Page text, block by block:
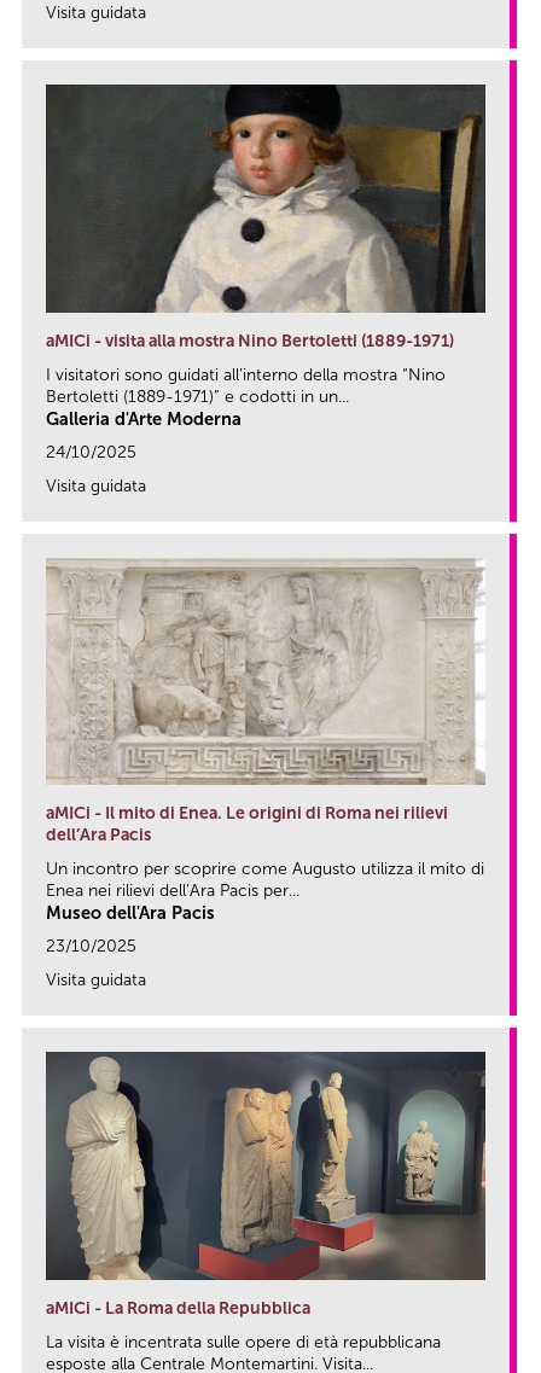
Visita guidata
aMICi - visita alla mostra Nino Bertoletti (1889-1971)
I visitatori sono guidati all’interno della mostra “Nino
Bertoletti (1889-1971)” e codotti in un...
Galleria d'Arte Moderna
24/10/2025
Visita guidata
aMICi - Il mito di Enea. Le origini di Roma nei rilievi
dell’Ara Pacis
Un incontro per scoprire come Augusto utilizza il mito di
Enea nei rilievi dell’Ara Pacis per...
Museo dell'Ara Pacis
23/10/2025
Visita guidata
aMICi - La Roma della Repubblica
La visita è incentrata sulle opere di età repubblicana
esposte alla Centrale Montemartini. Visita...